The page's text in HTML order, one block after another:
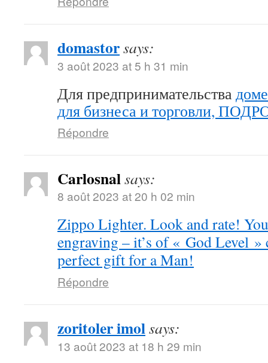
domastorsays:
3 août 2023 at 5 h 31 min
Для предпринимательства
для бизнеса и торговли,
Répondre
Carlosnalsays:
8 août 2023 at 20 h 02 min
Zippo Lighter. Look and rate!
engraving – it’s of « God Level
perfect gift for a Man!
Répondre
zoritoler imolsays:
13 août 2023 at 18 h 29 min